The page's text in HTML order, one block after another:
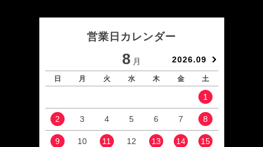
営業日カレンダー
8 月 2026.09
日 月 火 水 木 金 土
1
2 3 4 5 6 7 8
9 10 11 12 13 14 15